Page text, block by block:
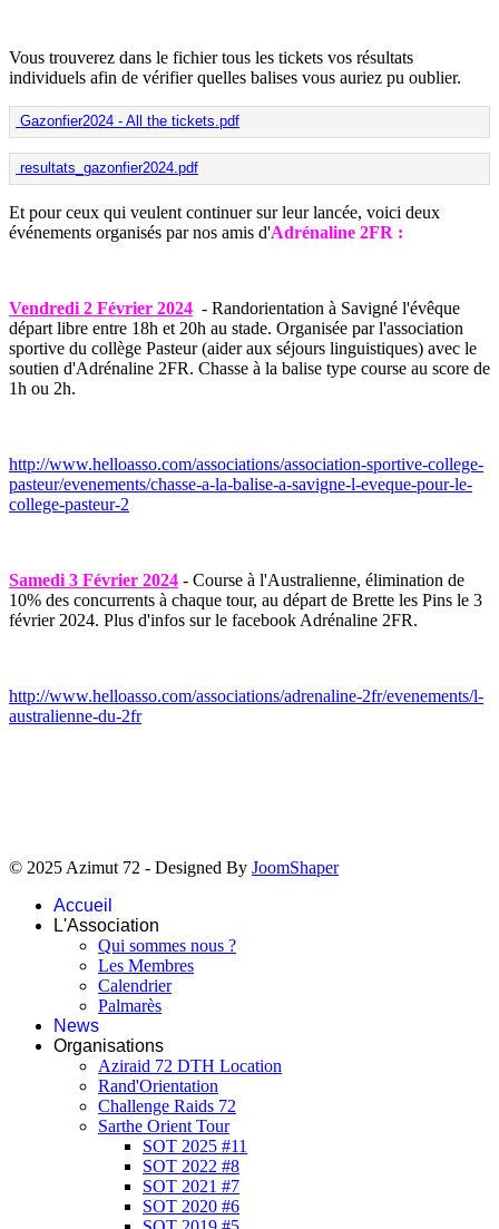
Vous trouverez dans le fichier tous les tickets vos résultats
individuels afin de vérifier quelles balises vous auriez pu oublier.
Gazonfier2024 - All the tickets.pdf
resultats_gazonfier2024.pdf
Et pour ceux qui veulent continuer sur leur lancée, voici deux
événements organisés par nos amis d'Adrénaline 2FR :
Vendredi 2 Février 2024 - Randorientation à Savigné l'évêque
départ libre entre 18h et 20h au stade. Organisée par l'association
sportive du collège Pasteur (aider aux séjours linguistiques) avec le
soutien d'Adrénaline 2FR. Chasse à la balise type course au score de
1h ou 2h.
http://www.helloasso.com/associations/association-sportive-college-
pasteur/evenements/chasse-a-la-balise-a-savigne-l-eveque-pour-le-
college-pasteur-2
Samedi 3 Février 2024 - Course à l'Australienne, élimination de
10% des concurrents à chaque tour, au départ de Brette les Pins le 3
février 2024. Plus d'infos sur le facebook Adrénaline 2FR.
http://www.helloasso.com/associations/adrenaline-2fr/evenements/l-
australienne-du-2fr
© 2025 Azimut 72 - Designed By JoomShaper
Accueil
L'Association
Qui sommes nous ?
Les Membres
Calendrier
Palmarès
News
Organisations
Aziraid 72 DTH Location
Rand'Orientation
Challenge Raids 72
Sarthe Orient Tour
SOT 2025 #11
SOT 2022 #8
SOT 2021 #7
SOT 2020 #6